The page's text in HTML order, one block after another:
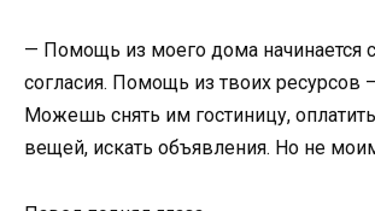
— Помощь из моего дома начинается
согласия. Помощь из твоих ресурсов
Можешь снять им гостиницу,
вещей, искать объявления. Но не